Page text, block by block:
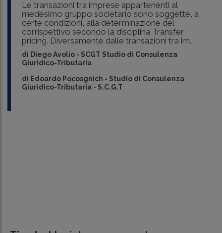
Le transazioni tra imprese appartenenti al
medesimo gruppo societario sono soggette, a
certe condizioni, alla determinazione del
corrispettivo secondo la disciplina Transfer
pricing. Diversamente dalle transazioni tra im..
di Diego Avolio - SCGT Studio di Consulenza
Giuridico-Tributaria
di Edoardo Pocosgnich - Studio di Consulenza
Giuridico-Tributaria - S.C.G.T